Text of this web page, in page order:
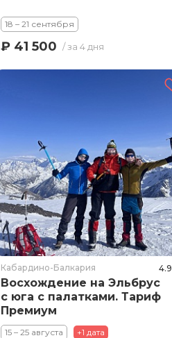
18 – 21 сентября
₽ 41 500 / за 4 дня
Кабардино-Балкария 4.9
Восхождение на Эльбрус
с юга с палатками. Тариф
Премиум
15 – 25 августа +1 дата